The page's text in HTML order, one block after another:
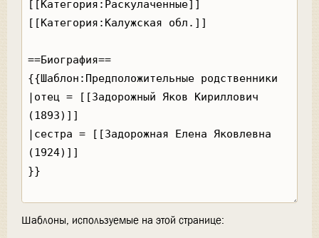
Шаблоны, используемые на этой странице: